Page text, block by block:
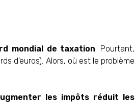
mondial de taxation. Pourtant,
d’euros). Alors, où est le problème
les impôts réduit les